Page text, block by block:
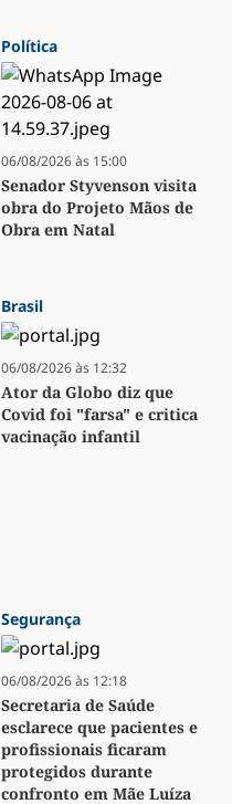
Política
06/08/2026 às 15:00
Senador Styvenson visita
obra do Projeto Mãos de
Obra em Natal
Brasil
06/08/2026 às 12:32
Ator da Globo diz que
Covid foi "farsa" e critica
vacinação infantil
Segurança
06/08/2026 às 12:18
Secretaria de Saúde
esclarece que pacientes e
profissionais ficaram
protegidos durante
confronto em Mãe Luíza